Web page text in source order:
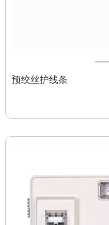
预绞丝护线条